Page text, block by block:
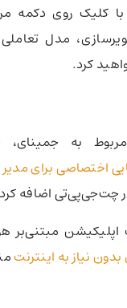
کلیک روی دکمه
مدل
کرد.
به جمینای،
اختصاصی برای
مبتنی‌بر
نیاز به اینترنت